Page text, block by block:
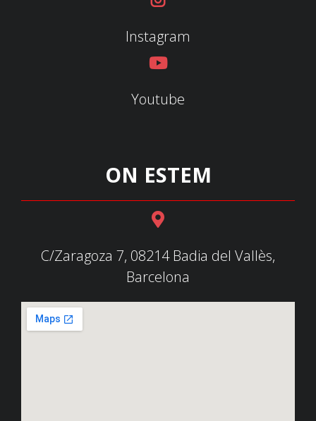
Instagram
Youtube
ON ESTEM
C/Zaragoza 7, 08214 Badia del Vallès,
Barcelona